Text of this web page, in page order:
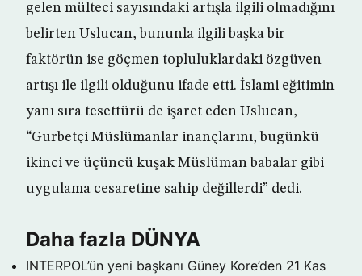
gelen mülteci sayısındaki artışla ilgili olmadığını
belirten Uslucan, bununla ilgili başka bir
faktörün ise göçmen topluluklardaki özgüven
artışı ile ilgili olduğunu ifade etti. İslami eğitimin
yanı sıra tesettürü de işaret eden Uslucan,
“Gurbetçi Müslümanlar inançlarını, bugünkü
ikinci ve üçüncü kuşak Müslüman babalar gibi
uygulama cesaretine sahip değillerdi” dedi.
Daha fazla DÜNYA
INTERPOL’ün yeni başkanı Güney Kore’den 21 Kas